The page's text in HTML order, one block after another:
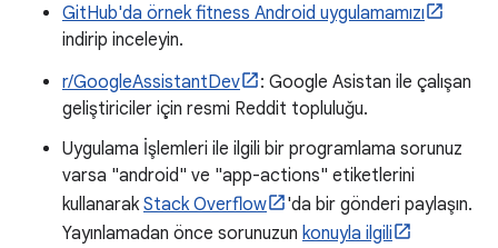
GitHub'da örnek fitness Android uygulamamızı
indirip inceleyin.
r/GoogleAssistantDev
: Google Asistan ile çalışan
geliştiriciler için resmi Reddit topluluğu.
Uygulama İşlemleri ile ilgili bir programlama sorunuz
varsa "android" ve "app-actions" etiketlerini
kullanarak Stack Overflow
'da bir gönderi paylaşın.
Yayınlamadan önce sorunuzun konuyla ilgili